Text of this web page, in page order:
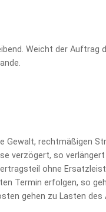
Weicht der
Gewalt, rechtmäßigen
verzögert, so
ohne
Termin erfolgen, so
gehen zu Lasten des